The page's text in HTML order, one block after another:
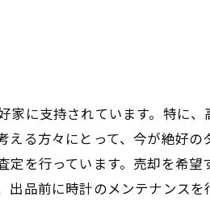
に支持されています。特に
る方々にとって、今が絶好
を行っています。売却を希
品前に時計のメンテナンス